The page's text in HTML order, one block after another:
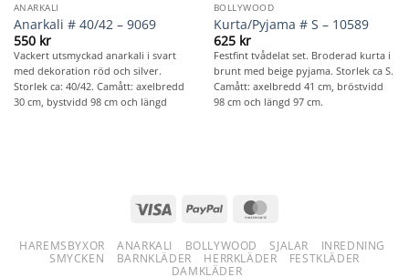
ANARKALI
Anarkali # 40/42 – 9069
550 kr
Vackert utsmyckad anarkali i svart
med dekoration röd och silver.
Storlek ca: 40/42. Camått: axelbredd
30 cm, bystvidd 98 cm och längd
BOLLYWOOD
Kurta/Pyjama # S – 10589
625 kr
Festfint tvådelat set. Broderad kurta i
brunt med beige pyjama. Storlek ca S.
Camått: axelbredd 41 cm, bröstvidd
98 cm och längd 97 cm.
Visa PayPal
HAREMSBYXOR ANARKALI BOLLYWOOD SJALAR
INREDNING
SMYCKEN
BARNKLÄDER HERRKLÄDER
FESTKLÄDER
DAMKLÄDER